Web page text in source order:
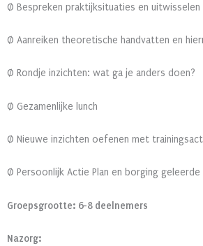
Ø Bespreken praktijksituaties en uitwisselen
Ø Aanreiken theoretische handvatten en
Ø Rondje inzichten: wat ga je anders doen?
Ø Gezamenlijke lunch
Ø Nieuwe inzichten oefenen met
Ø Persoonlijk Actie Plan en borging geleerde
Groepsgrootte: 6-8 deelnemers
Nazorg: